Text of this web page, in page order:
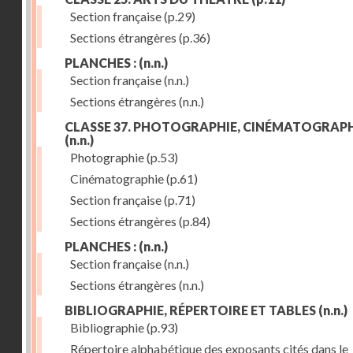
Section française(p.29)
Sections étrangères (p.36)
PLANCHES : (n.n.)
Section française(n.n.)
Sections étrangères (n.n.)
CLASSE 37. PHOTOGRAPHIE,
(n.n.)
Photographie(p.53)
Cinématographie(p.61)
Section française(p.71)
Sections étrangères (p.84)
PLANCHES : (n.n.)
Section française(n.n.)
Sections étrangères (n.n.)
BIBLIOGRAPHIE, RÉPERTOIRE ET TABLES (n.n.)
Bibliographie(p.93)
Répertoire alphabétique des exposants cités dans le